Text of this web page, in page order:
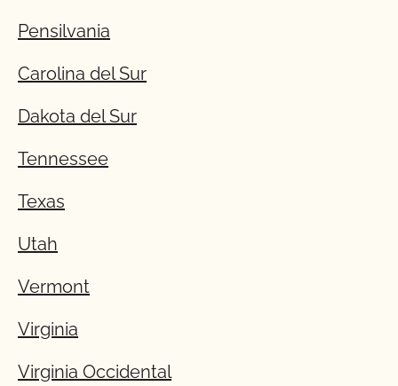
Pensilvania
Carolina del Sur
Dakota del Sur
Tennessee
Texas
Utah
Vermont
Virginia
Virginia Occidental